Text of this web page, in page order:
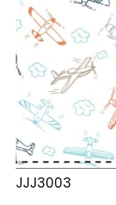
JJJ3003